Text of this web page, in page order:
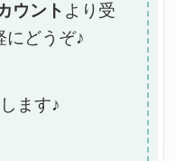
ウント より受
にどうぞ♪
ます♪